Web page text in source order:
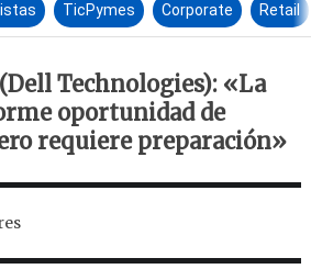
TicPymes Corporate Retail
Technologies): «La
oportunidad de
requiere preparación»